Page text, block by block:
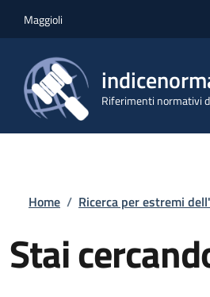
Maggioli
Riferimenti normativi
Briciole di
Home / Ricerca per estremi
Stai